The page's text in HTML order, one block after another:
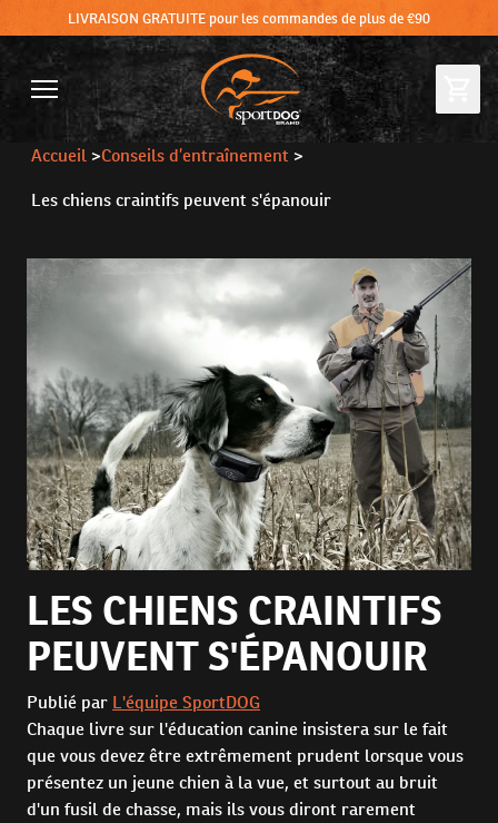
LIVRAISON GRATUITE pour les commandes de plus de €90
Accueil >Conseils d’entraînement >
Les chiens craintifs peuvent s'épanouir
LES CHIENS CRAINTIFS
PEUVENT S'ÉPANOUIR
Publié par L'équipe SportDOG
Chaque livre sur l'éducation canine insistera sur le fait
que vous devez être extrêmement prudent lorsque vous
présentez un jeune chien à la vue, et surtout au bruit
d'un fusil de chasse, mais ils vous diront rarement